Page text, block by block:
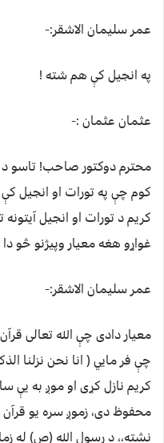
عمر سلیمان الاشقر:-
په انجیل کې هم شته !
عثمان عثمان :-
محترم دوکتور صاحب! تاسو د
کوم چې په تورات او انجیل
کریم د تورات او انجیل
غواړو هغه معیار وپیژنو څو
عمر سلیمان الاشقر:-
معیار دادی چې الله تعالی
چې فر مایي ( انا نحن نزلنا
کریم نازل کړی او موږ به یې
محفوظ دی، زموږ سره یو قرآن
نشته،، د رسول الله (ص) له